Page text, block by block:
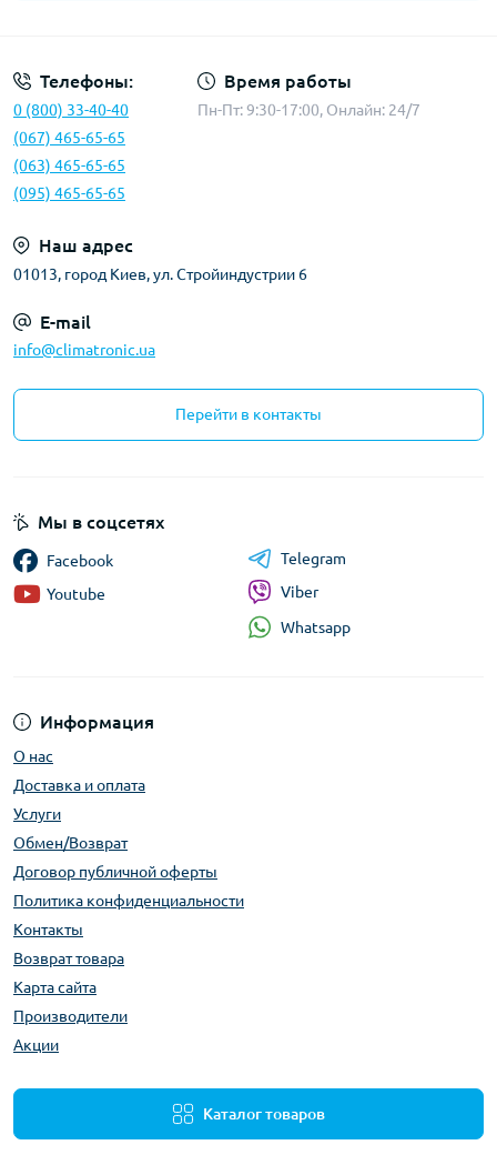
Телефоны:
0 (800) 33-40-40
(067) 465-65-65
(063) 465-65-65
(095) 465-65-65
Время работы
Пн-Пт: 9:30-17:00, Онлайн: 24/7
Наш адрес
01013, город Киев, ул. Стройиндустрии 6
E-mail
info@climatronic.ua
Перейти в контакты
Информация
О нас
Доставка и оплата
Услуги
Обмен/Возврат
Договор публичной оферты
Политика конфиденциальности
Контакты
Возврат товара
Карта сайта
Производители
Акции
Каталог товаров
Мы в соцсетях
Facebook
Youtube
Telegram
Viber
Whatsapp